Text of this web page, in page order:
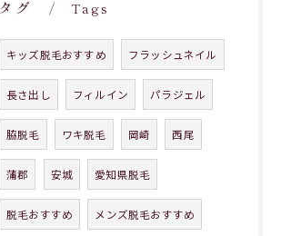
タグ Tags
キッズ脱毛おすすめ フラッシュネイル
長さ出し フィルイン パラジェル
脇脱毛 ワキ脱毛 岡崎 西尾
蒲郡 安城 愛知県脱毛
脱毛おすすめ メンズ脱毛おすすめ